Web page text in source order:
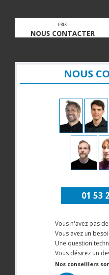
PRIX
NOUS CONTACTER
NOUS
01 53
Vous n'avez pas
Vous avez un
Une question
Vous désirez un
Nos conseillers